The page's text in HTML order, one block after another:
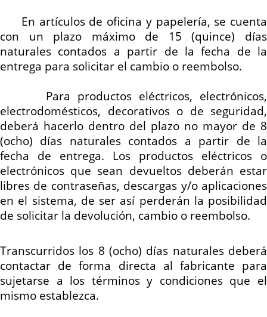
En artículos de oficina y papelería, se cuenta
con un plazo máximo de 15 (quince) días
naturales contados a partir de la fecha de la
entrega para solicitar el cambio o reembolso.
Para productos eléctricos, electrónicos,
electrodomésticos, decorativos o de seguridad,
deberá hacerlo dentro del plazo no mayor de 8
(ocho) días naturales contados a partir de la
fecha de entrega. Los productos eléctricos o
electrónicos que sean devueltos deberán estar
libres de contraseñas, descargas y/o aplicaciones
en el sistema, de ser así perderán la posibilidad
de solicitar la devolución, cambio o reembolso.
Transcurridos los 8 (ocho) días naturales deberá
contactar de forma directa al fabricante para
sujetarse a los términos y condiciones que el
mismo establezca.